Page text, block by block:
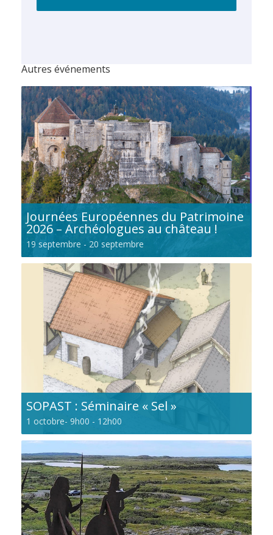
Autres événements
Journées Européennes du Patrimoine
2026 – Archéologues au château !
19 septembre - 20 septembre
SOPAST : Séminaire « Sel »
1 octobre- 9h00 - 12h00